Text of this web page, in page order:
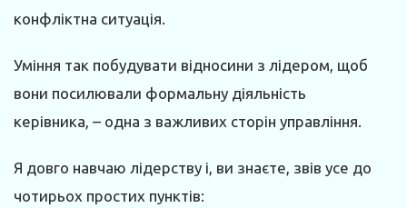
конфліктна ситуація.
Уміння так побудувати відносини з лідером, щоб
вони посилювали формальну діяльність
керівника, – одна з важливих сторін управління.
Я довго навчаю лідерству і, ви знаєте, звів усе до
чотирьох простих пунктів: